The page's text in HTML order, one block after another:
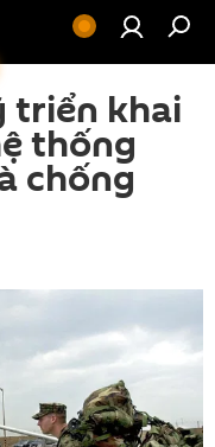
triển khai
thống
chống